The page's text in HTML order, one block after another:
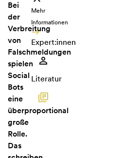
Bei
der
Verbreitung
von
Falschmeldungen
spielen
Social
Bots
eine
überproportional
große
Rolle.
Das
Mehr
Informationen
Expert:innen
Literatur